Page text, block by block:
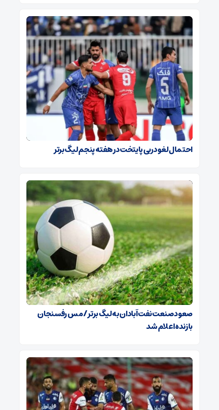
احتمال لغو دربی پایتخت در هفته پنجم لیگ برتر
صعود صنعت نفت آبادان به لیگ برتر / مس رفسنجان
بازنده اعلام شد